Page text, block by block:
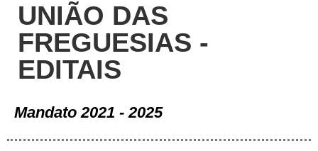
UNIÃO DAS
FREGUESIAS -
EDITAIS
Mandato 2021 - 2025